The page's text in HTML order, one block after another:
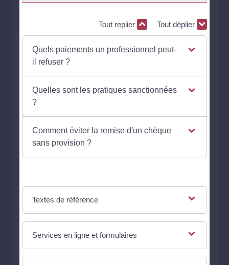
Tout replier Tout déplier
Quels paiements un professionnel peut-
il refuser ?
Quelles sont les pratiques sanctionnées
?
Comment éviter la remise d'un chèque
sans provision ?
Textes de référence
Services en ligne et formulaires